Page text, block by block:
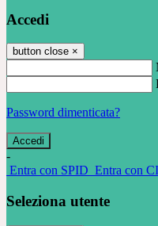
Accedi
button close ×
Password dimenticata?
-
Entra con SPID Entra con
Seleziona utente